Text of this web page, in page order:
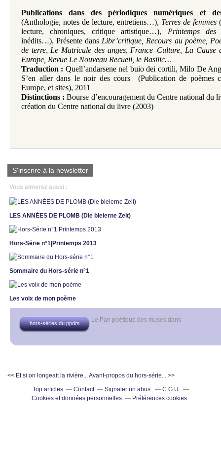
Publications dans des périodiques numériques et
(Anthologie, notes de lecture, entretiens…), Terres de femmes
lecture, chroniques, critique artistique…), Printemps des
inédits…),Présente dans Libr’critique, Recours au poème,
de terre, Le Matricule des anges, France–Culture, La Cause
Europe, Revue Le Nouveau Recueil, le Basilic…
Traduction : Quell’andarsene nel buio dei cortili, Milo De
S’en aller dans le noir des cours (Publication de poèmes
Europe, et sites), 2011
Distinctions : Bourse d’encouragement du Centre national du
création du Centre national du livre (2003)
S'inscrire à la newsletter
Vous aimerez aussi :
LES ANNÉES DE PLOMB (Die bleierne Zeit)
Hors-Série n°1|Printemps 2013
Sommaire du Hors-série n°1
Les voix de mon poème
Le Pan poétique des muses dans
hors-séries du ppdm
<< Et si on longeait la rivière...Avant-propos du hors-série... >>
Top articles
Contact Signaler un abus
C.G.U.
Cookies et données personnelles
Préférences cookies